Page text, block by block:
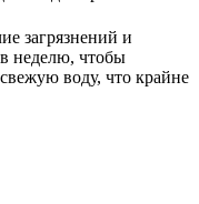
загрязнений и
неделю, чтобы
воду, что крайне